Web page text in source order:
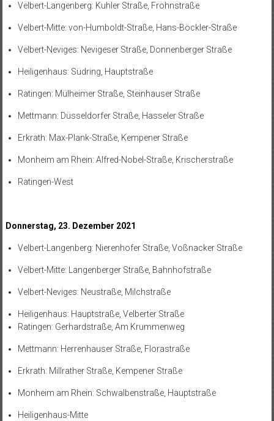
Velbert-Langenberg: Kuhler Straße, Frohnstraße
Velbert-Mitte: von-Humboldt-Straße, Hans-Böckler-Straße
Velbert-Neviges: Nevigeser Straße, Donnenberger Straße
Heiligenhaus: Südring, Hauptstraße
Ratingen: Mülheimer Straße, Steinhauser Straße
Mettmann: Düsseldorfer Straße, Hasseler Straße
Erkrath: Max-Plank-Straße, Kempener Straße
Monheim am Rhein: Alfred-Nobel-Straße, Krischerstraße
Ratingen-West
Donnerstag, 23. Dezember 2021
Velbert-Langenberg: Nierenhofer Straße, Voßnacker Straße
Velbert-Mitte: Langenberger Straße, Bahnhofstraße
Velbert-Neviges: Neustraße, Milchstraße
Heiligenhaus: Hauptstraße, Velberter Straße
Ratingen: Gerhardstraße, Am Krummenweg
Mettmann: Herrenhauser Straße, Florastraße
Erkrath: Millrather Straße, Kempener Straße
Monheim am Rhein: Schwalbenstraße, Hauptstraße
Heiligenhaus-Mitte